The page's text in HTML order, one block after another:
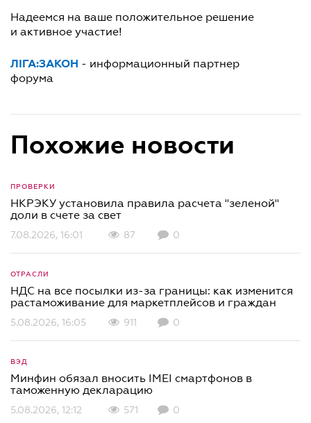
Надеемся на ваше положительное решение
и активное участие!
ЛІГА:ЗАКОН - информационный партнер
форума
Похожие новости
ПРОВЕРКИ
НКРЭКУ установила правила расчета "зеленой"
доли в счете за свет
7.08.2026, 16:01 87 0
ОТРАСЛИ
НДС на все посылки из-за границы: как изменится
растаможивание для маркетплейсов и граждан
5.08.2026, 16:05 911 0
ВЭД
Минфин обязал вносить IMEI смартфонов в
таможенную декларацию
5.08.2026, 12:12 571 0